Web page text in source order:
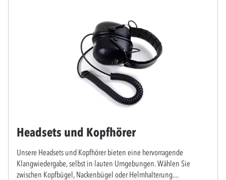
Headsets und Kopfhörer
Unsere Headsets und Kopfhörer bieten eine hervorragende
Klangwiedergabe, selbst in lauten Umgebungen. Wählen Sie
zwischen Kopfbügel, Nackenbügel oder Helmhalterung....